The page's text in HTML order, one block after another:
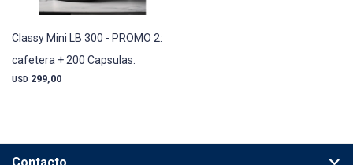
Classy Mini LB 300 - PROMO 2:
cafetera + 200 Capsulas.
USD 299,00